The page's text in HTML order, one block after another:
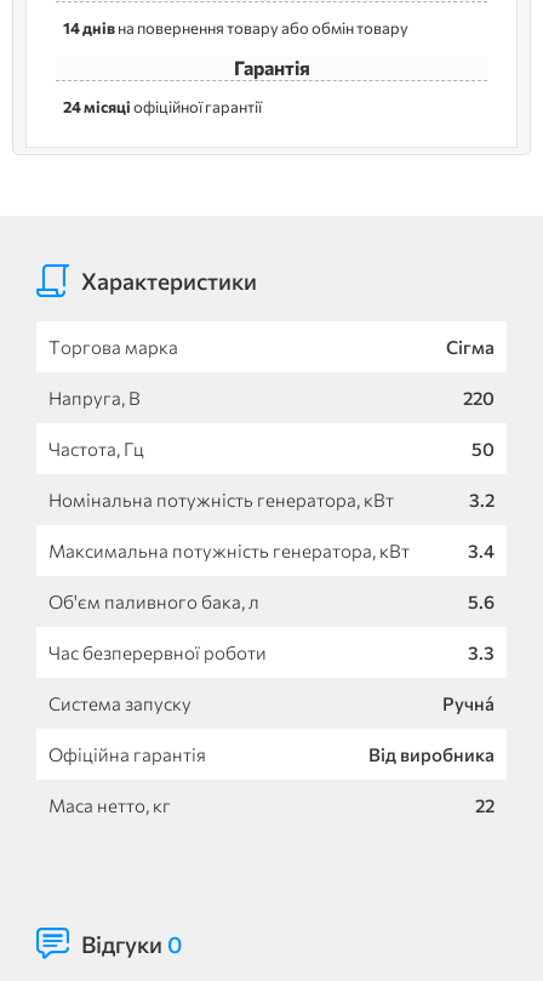
14 днівна повернення товару або обмін товару
Гарантія
24 місяціофіційної гарантії
Характеристики
Торгова марка Сігма
Напруга, В 220
Частота, Гц 50
Номінальна потужність генератора, кВт 3.2
Максимальна потужність генератора, кВт 3.4
Об'єм паливного бака, л 5.6
Час безперервної роботи 3.3
Система запуску Ручна́
Офіційна гарантія Від виробника
Маса нетто, кг 22
Відгуки 0